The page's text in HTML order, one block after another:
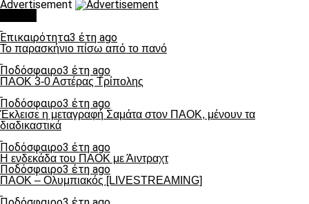
Advertisement
Επικαιρότητα3 έτη ago
Το παρασκήνιο πίσω από το πανό
Ποδόσφαιρο3 έτη ago
ΠΑΟΚ 3-0 Αστέρας Τρίπολης
Ποδόσφαιρο3 έτη ago
Έκλεισε η μεταγραφή Σαμάτα στον ΠΑΟΚ, μένουν τα
διαδικαστικά
Ποδόσφαιρο3 έτη ago
Η ενδεκάδα του ΠΑΟΚ με Άιντραχτ
Ποδόσφαιρο3 έτη ago
ΠΑΟΚ – Ολυμπιακός [LIVESTREAMING]